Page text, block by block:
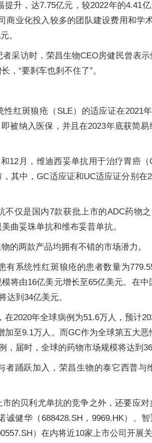
升，达7.75亿元，较2022年的4.41
商业化投入较多的团队建设费用和学
。
采访时，荣昌生物CEO房健民曾表
，“要刹车也刹不住了”。
红斑狼疮（SLE）的适应证在2021
即被纳入医保，并且在2023年底获简
12月，维迪西妥单抗用于治疗胃癌（
其中，GC适应证和UC适应证分别在
不仅是国内7款获批上市的ADC药物
曲妥珠单抗和维布妥昔单抗。
的两款产品均拥有不错的市场潜力。
有系统性红斑狼疮的患者数量为
将由16亿美元增长至65亿美元。在
达到34亿美元。
2020年全球病例为51.6万人，预计
至9.1万人。而GC作为全球第五大
，届时，全球的药物市场规模将达到
者踊跃加入，荣昌生物的泰它西普与
的贝利尤单抗的竞争之外，还要应
健华（688428.SH，9969.HK）、
）在内将近10家上市公司开展